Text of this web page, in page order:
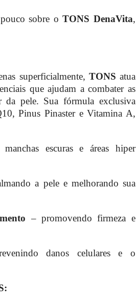
sobre oTONS DenaVita,
superficialmente, TONS atua
que ajudam a combater as
da pele. Sua fórmula exclusiva
Pinus Pinaster e Vitamina A,
escuras e áreas hiper
a pele e melhorando sua
– promovendo firmeza e
danos celulares e o